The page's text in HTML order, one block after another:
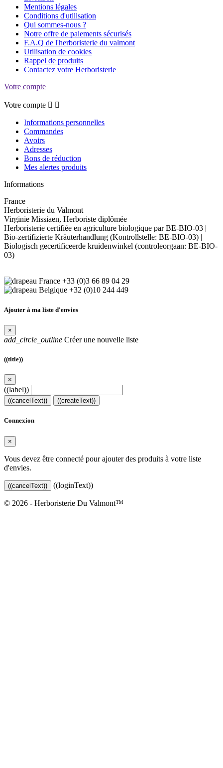
Mentions légales
Conditions d'utilisation
Qui sommes-nous ?
Notre offre de paiements sécurisés
F.A.Q de l'herboristerie du valmont
Utilisation de cookies
Rappel de produits
Contactez votre Herboristerie
Votre compte
Votre compte  
Informations personnelles
Commandes
Avoirs
Adresses
Bons de réduction
Mes alertes produits
Informations
France
Herboristerie du Valmont
Virginie Missiaen, Herboriste diplômée
Herboristerie certifiée en agriculture biologique par BE-BIO-03 |
Bio-zertifizierte Kräuterhandlung (Kontrollstelle: BE-BIO-03) |
Biologisch gecertificeerde kruidenwinkel (controleorgaan: BE-BIO-
03)
+33 (0)3 66 89 04 29
+32 (0)10 244 449
Ajouter à ma liste d'envies
×
add_circle_outline Créer une nouvelle liste
((title))
×
((label))
((cancelText)) ((createText))
Connexion
×
Vous devez être connecté pour ajouter des produits à votre liste
d'envies.
((cancelText)) ((loginText))
© 2026 - Herboristerie Du Valmont™